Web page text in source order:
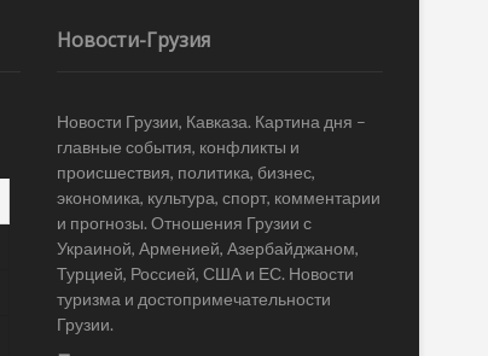
Новости-Грузия
Новости Грузии, Кавказа. Картина дня –
главные события, конфликты и
происшествия, политика, бизнес,
экономика, культура, спорт, комментарии
и прогнозы. Отношения Грузии с
Украиной, Арменией, Азербайджаном,
Турцией, Россией, США и ЕС. Новости
туризма и достопримечательности
Грузии.